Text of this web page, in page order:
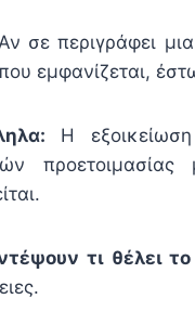
Αν σε περιγράφει
εμφανίζεται,
Η
τι θέλει